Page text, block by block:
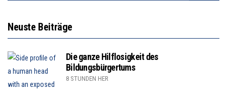
Neuste Beiträge
Die ganze Hilflosigkeit des
Bildungsbürgertums
8 STUNDEN HER